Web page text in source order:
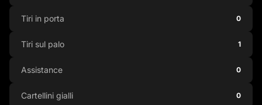
Tiri in porta 0
Tiri sul palo 1
Assistance 0
Cartellini gialli 0